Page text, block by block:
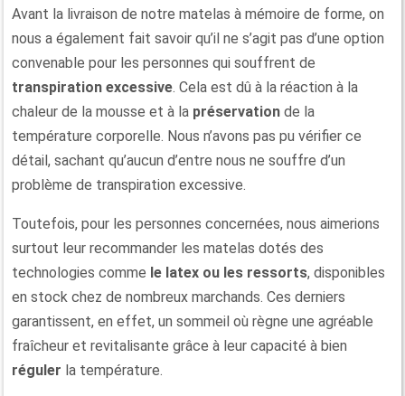
Avant la livraison de notre matelas à mémoire de forme, on
nous a également fait savoir qu’il ne s’agit pas d’une option
convenable pour les personnes qui souffrent de
transpiration excessive. Cela est dû à la réaction à la
chaleur de la mousse et à la préservation de la
température corporelle. Nous n’avons pas pu vérifier ce
détail, sachant qu’aucun d’entre nous ne souffre d’un
problème de transpiration excessive.
Toutefois, pour les personnes concernées, nous aimerions
surtout leur recommander les matelas dotés des
technologies comme le latex ou les ressorts, disponibles
en stock chez de nombreux marchands. Ces derniers
garantissent, en effet, un sommeil où règne une agréable
fraîcheur et revitalisante grâce à leur capacité à bien
réguler la température.